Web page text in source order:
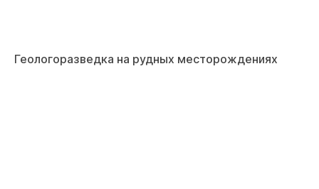
Геологоразведка на рудных месторождениях